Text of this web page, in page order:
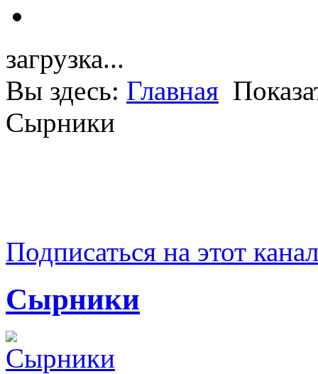
загрузка...
Вы здесь: Главная
Сырники
Подписаться на этот
Сырники